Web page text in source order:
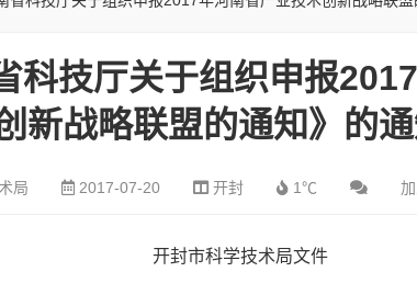
科技厅关于组织申报
新战略联盟的通知》的通
局 2017-07-20 开封 1℃
开封市科学技术局文件